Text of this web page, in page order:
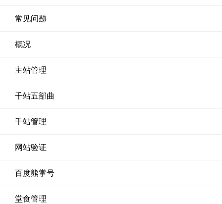
常见问题
概况
主站管理
千站五部曲
千站管理
网站验证
百度熊掌号
堂食管理